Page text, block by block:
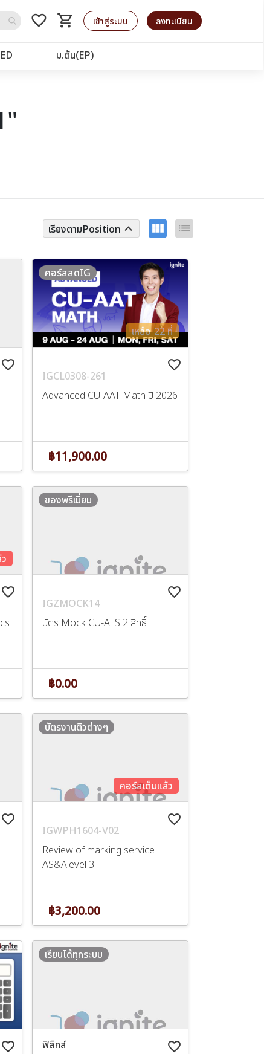
favorite_border shopping_cart
รถเข็น เข้าสู่ระบบ ลงทะเบียน
ม.ต้น(EP)
เรียงตามPosition keyboard_arrow_up view_module list
favorite_border favorite_border
IGCL0308-261
Advanced CU-AAT Math ปี 2026
เหลือ 22 ที่
คอร์สสดIG
฿11,900.00
favorite_border favorite_border
IGZMOCK14
บัตร Mock CU-ATS 2 สิทธิ์
ของพรีเมี่ยม
฿0.00
favorite_border favorite_border
IGWPH1604-V02
Review of marking service
AS&Alevel 3
คอร์สเต็มแล้ว
บัตรงานติวต่างๆ
฿3,200.00
favorite_border favorite_border
ฟิสิกส์
เรียนได้ทุกระบบ